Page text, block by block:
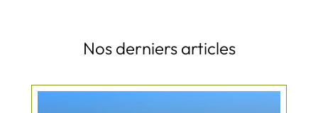
Nos derniers articles